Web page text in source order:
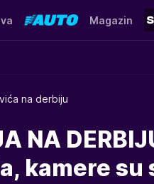
Magazin
na derbiju
NA
kamere su